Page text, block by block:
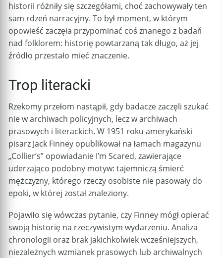
historii różniły się szczegółami, choć zachowywały ten
sam rdzeń narracyjny. To był moment, w którym
opowieść zaczęła przypominać coś znanego z badań
nad folklorem: historię powtarzaną tak długo, aż jej
źródło przestało mieć znaczenie.
Trop literacki
Rzekomy przełom nastąpił, gdy badacze zaczęli szukać
nie w archiwach policyjnych, lecz w archiwach
prasowych i literackich. W 1951 roku amerykański
pisarz Jack Finney opublikował na łamach magazynu
„Collier’s” opowiadanie I’m Scared, zawierające
uderzająco podobny motyw: tajemniczą śmierć
mężczyzny, którego rzeczy osobiste nie pasowały do
epoki, w której został znaleziony.
Pojawiło się wówczas pytanie, czy Finney mógł opierać
swoją historię na rzeczywistym wydarzeniu. Analiza
chronologii oraz brak jakichkolwiek wcześniejszych,
niezależnych wzmianek prasowych lub archiwalnych